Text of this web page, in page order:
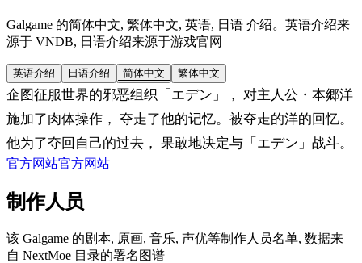
Galgame 的简体中文, 繁体中文, 英语, 日语 介绍。英语介绍来
源于 VNDB, 日语介绍来源于游戏官网
英语介绍 日语介绍 简体中文 繁体中文
企图征服世界的邪恶组织「エデン」， 对主人公・本郷洋
施加了肉体操作， 夺走了他的记忆。被夺走的洋的回忆。
他为了夺回自己的过去， 果敢地决定与「エデン」战斗。
官方网站官方网站
制作人员
该 Galgame 的剧本, 原画, 音乐, 声优等制作人员名单, 数据来
自 NextMoe 目录的署名图谱